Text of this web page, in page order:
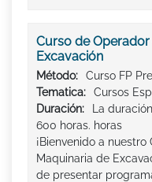
Curso de
Excavación
Método:
Curso FP
Tematica:
Cursos
Duración:
La
600 horas. horas
¡Bienvenido a
Maquinaria de
de presentar